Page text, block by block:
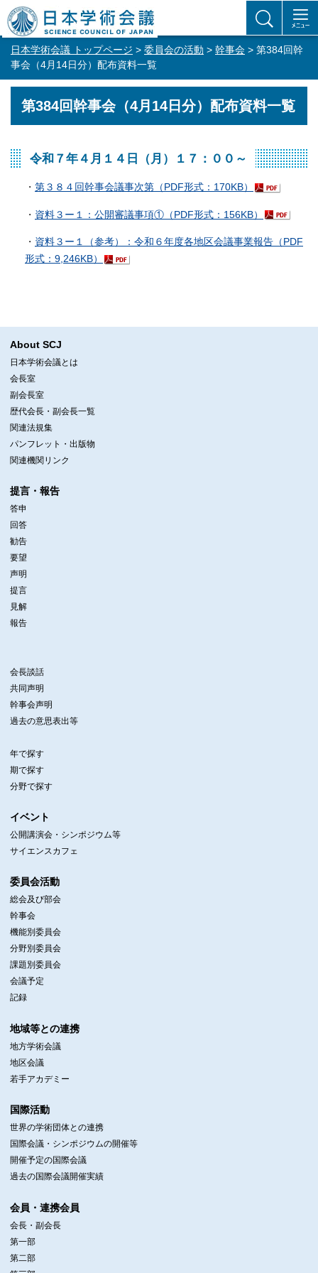
日本学術会議 トップページ > 委員会の活動 > 幹事会 > 第384回幹
事会（4月14日分）配布資料一覧
第384回幹事会（4月14日分）配布資料一覧
令和７年４月１４日（月）１７：００～
・ 第３８４回幹事会議事次第（PDF形式：170KB）
・ 資料３ー１：公開審議事項①（PDF形式：156KB）
・ 資料３ー１（参考）：令和６年度各地区会議事業報告（PDF
形式：9,246KB）
About SCJ
日本学術会議とは
会長室
副会長室
歴代会長・副会長一覧
関連法規集
パンフレット・出版物
関連機関リンク
提言・報告
答申
回答
勧告
要望
声明
提言
見解
報告
会長談話
共同声明
幹事会声明
過去の意思表出等
年で探す
期で探す
分野で探す
イベント
公開講演会・シンポジウム等
サイエンスカフェ
委員会活動
総会及び部会
幹事会
機能別委員会
分野別委員会
課題別委員会
会議予定
記録
地域等との連携
地方学術会議
地区会議
若手アカデミー
国際活動
世界の学術団体との連携
国際会議・シンポジウムの開催等
開催予定の国際会議
過去の国際会議開催実績
会員・連携会員
会長・副会長
第一部
第二部